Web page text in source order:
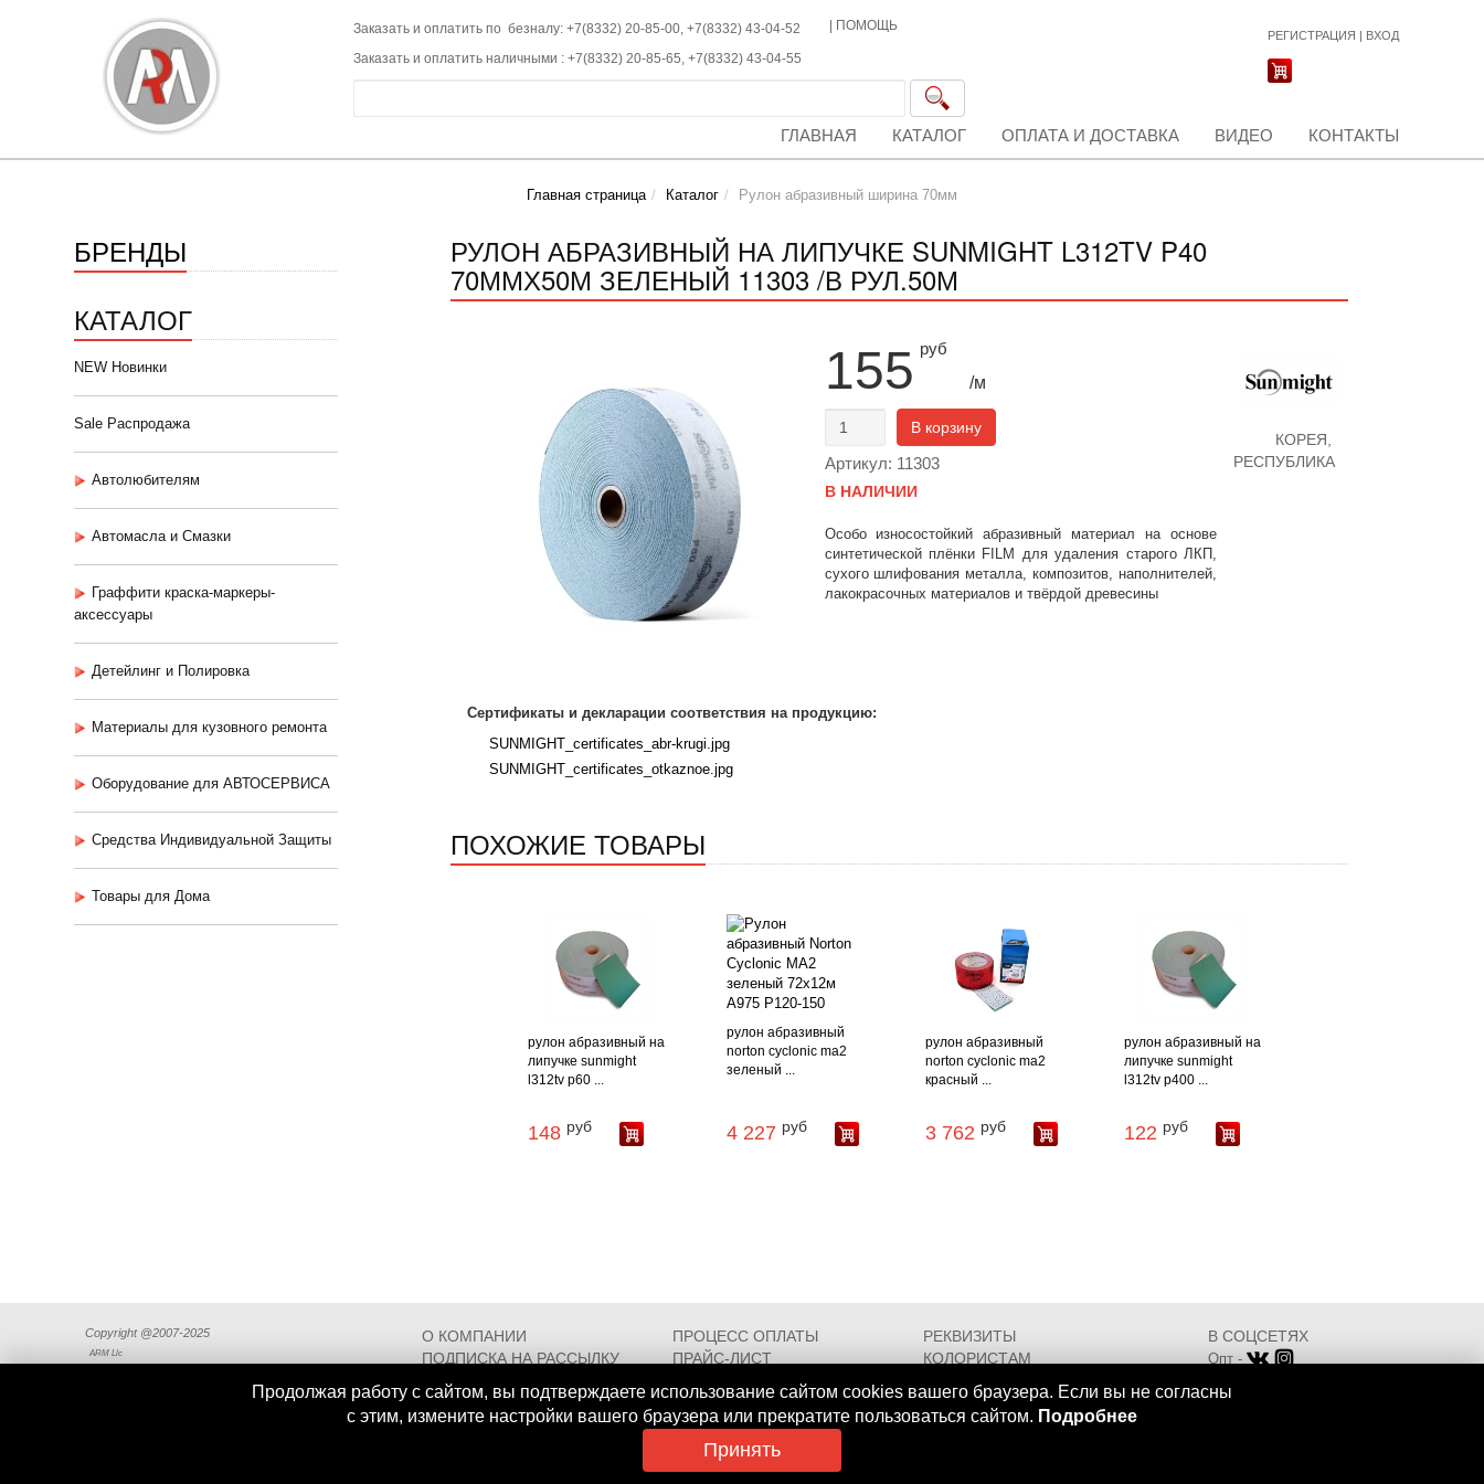
Заказать и оплатить по безналу: +7(8332) 20-85-00, +7(8332) 43-04-52
Заказать и оплатить наличными : +7(8332) 20-85-65, +7(8332) 43-04-55
ПОМОЩЬ
РЕГИСТРАЦИЯ | ВХОД
ГЛАВНАЯ КАТАЛОГ ОПЛАТА И ДОСТАВКА ВИДЕО КОНТАКТЫ
Главная страница Каталог Рулон абразивный ширина 70мм
БРЕНДЫ
КАТАЛОГ
NEW Новинки
Sale Распродажа
Автолюбителям
Автомасла и Смазки
Граффити краска-маркеры-
аксессуары
Детейлинг и Полировка
Материалы для кузовного ремонта
Оборудование для АВТОСЕРВИСА
Средства Индивидуальной Защиты
Товары для Дома
РУЛОН АБРАЗИВНЫЙ НА ЛИПУЧКЕ SUNMIGHT L312TV P40
70ММХ50М ЗЕЛЕНЫЙ 11303 /В РУЛ.50М
155 руб
/м
В корзину
Артикул: 11303
В НАЛИЧИИ
Особо износостойкий абразивный материал на основе
синтетической плёнки FILM для удаления старого ЛКП,
сухого шлифования металла, композитов, наполнителей,
лакокрасочных материалов и твёрдой древесины
КОРЕЯ,
РЕСПУБЛИКА
Сертификаты и декларации соответствия на продукцию:
SUNMIGHT_certificates_abr-krugi.jpg
SUNMIGHT_certificates_otkaznoe.jpg
ПОХОЖИЕ ТОВАРЫ
рулон абразивный на
липучке sunmight
l312tv p60 ...
148 руб
рулон абразивный
norton cyclonic ma2
зеленый ...
4 227 руб
рулон абразивный
norton cyclonic ma2
красный ...
3 762 руб
рулон абразивный на
липучке sunmight
l312tv p400 ...
122 руб
Продолжая работу с сайтом, вы подтверждаете использование сайтом cookies вашего браузера. Если вы не согласны
с этим, измените настройки вашего браузера или прекратите пользоваться сайтом. Подробнее
Принять
Copyright @2007-2025
ARM Llc
О КОМПАНИИ ПРОЦЕСС ОПЛАТЫ
РЕКВИЗИТЫ
ПОДПИСКА НА РАССЫЛКУ
ПРАЙС-ЛИСТ
КОЛОРИСТАМ
СХЕМА ПРОЕЗДА
В СОЦСЕТЯХ
Опт -